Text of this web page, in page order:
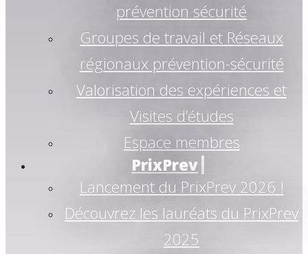
prévention sécurité
Groupes de travail et Réseaux
régionaux prévention-sécurité
Valorisation des expériences et
Visites d’études
Espace membres
PrixPrev
Lancement du PrixPrev 2026 !
Découvrez les lauréats du PrixPrev
2025